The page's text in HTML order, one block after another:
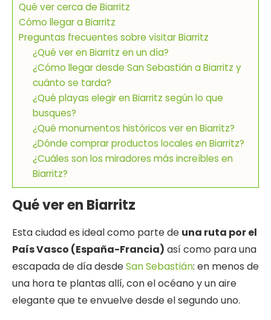
Qué ver cerca de Biarritz
Cómo llegar a Biarritz
Preguntas frecuentes sobre visitar Biarritz
¿Qué ver en Biarritz en un día?
¿Cómo llegar desde San Sebastián a Biarritz y
cuánto se tarda?
¿Qué playas elegir en Biarritz según lo que
busques?
¿Qué monumentos históricos ver en Biarritz?
¿Dónde comprar productos locales en Biarritz?
¿Cuáles son los miradores más increíbles en
Biarritz?
Qué ver en Biarritz
Esta ciudad es ideal como parte de una ruta por el
País Vasco (España-Francia) así como para una
escapada de día desdeSan Sebastián: en menos de
una hora te plantas allí, con el océano y un aire
elegante que te envuelve desde el segundo uno.